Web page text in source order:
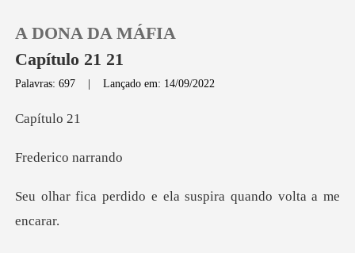
Loja
Histórico
A DONA DA MÁFIA
Capítulo 21 21
Palavras: 697 |Lançado em: 14/09/2022
ítu
ico na
o e ela suspira quand